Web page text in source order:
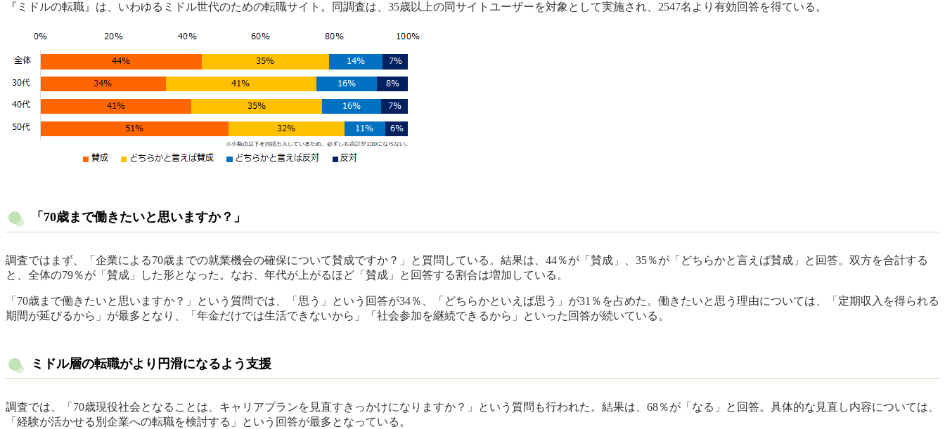
『ミドルの転職』は、いわゆるミドル世代のための転職サイト。同調査は、35歳以上の同サイトユーザーを対象として実施され、2547名より有効回答を得ている。
「70歳まで働きたいと思いますか？」
調査ではまず、「企業による70歳までの就業機会の確保について賛成ですか？」と質問している。結果は、44％が「賛成」、35％が「どちらかと言えば賛成」と回答。双方を合計する
と、全体の79％が「賛成」した形となった。なお、年代が上がるほど「賛成」と回答する割合は増加している。
「70歳まで働きたいと思いますか？」という質問では、「思う」という回答が34％、「どちらかといえば思う」が31％を占めた。働きたいと思う理由については、「定期収入を得られる
期間が延びるから」が最多となり、「年金だけでは生活できないから」「社会参加を継続できるから」といった回答が続いている。
ミドル層の転職がより円滑になるよう支援
調査では、「70歳現役社会となることは、キャリアプランを見直すきっかけになりますか？」という質問も行われた。結果は、68％が「なる」と回答。具体的な見直し内容については、
「経験が活かせる別企業への転職を検討する」という回答が最多となっている。